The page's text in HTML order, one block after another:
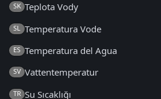
SK Teplota Vody
SL Temperatura Vode
ES Temperatura del Agua
SV Vattentemperatur
TR Su Sıcaklığı